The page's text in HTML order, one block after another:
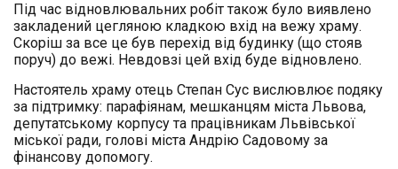
Під час відновлювальних робіт також було виявлено
закладений цегляною кладкою вхід на вежу храму.
Скоріш за все це був перехід від будинку (що стояв
поруч) до вежі. Невдовзі цей вхід буде відновлено.
Настоятель храму отець Степан Сус вислювлює подяку
за підтримку: парафіянам, мешканцям міста Львова,
депутатському корпусу та працівникам Львівської
міської ради, голові міста Андрію Садовому за
фінансову допомогу.